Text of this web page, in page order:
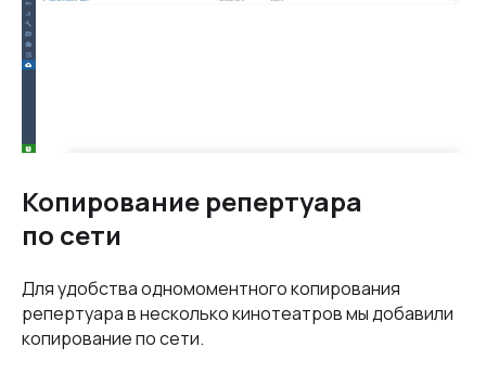
Копирование репертуара
по сети
Для удобства одномоментного копирования
репертуара в несколько кинотеатров мы добавили
копирование по сети.